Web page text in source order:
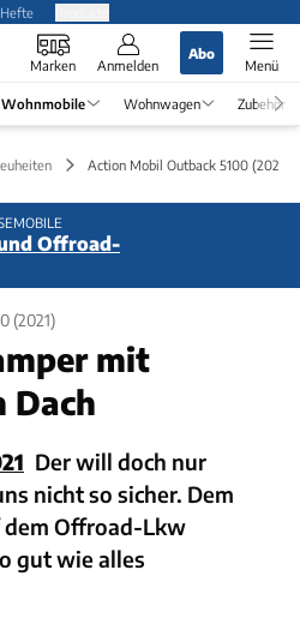
Hefte
Marken Anmelden
Abo
Menü
Wohnmobile Wohnwagen Zubehör
Action Mobil Outback 5100 (2021)
Offroad-
(2021)
mit
Dach
Der will doch nur
nicht so sicher. Dem
Offroad-Lkw
gut wie alles